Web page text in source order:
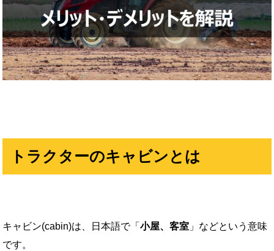
トラクターのキャビンとは
キャビン(cabin)は、日本語で「小屋、客室 」などという意味
です。